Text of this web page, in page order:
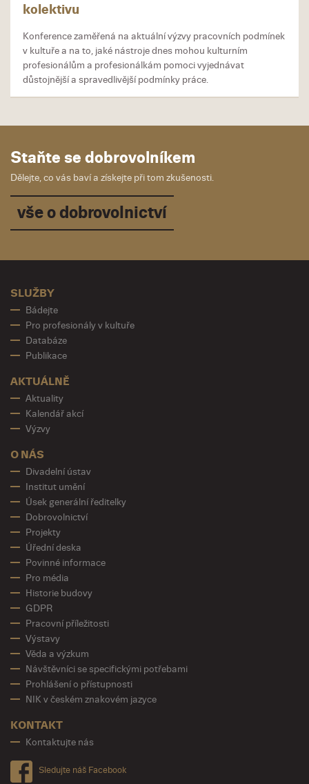
kolektivu
Konference zaměřená na aktuální výzvy pracovních podmínek
v kultuře a na to, jaké nástroje dnes mohou kulturním
profesionálům a profesionálkám pomoci vyjednávat
důstojnější a spravedlivější podmínky práce.
Staňte se dobrovolníkem
Dělejte, co vás baví a získejte při tom zkušenosti.
vše o dobrovolnictví
SLUŽBY
Bádejte
Pro profesionály v kultuře
Databáze
Publikace
AKTUÁLNĚ
Aktuality
Kalendář akcí
Výzvy
O NÁS
Divadelní ústav
Institut umění
Úsek generální ředitelky
Dobrovolnictví
Projekty
Úřední deska
Povinné informace
Pro média
Historie budovy
GDPR
Pracovní příležitosti
Výstavy
Věda a výzkum
Návštěvníci se specifickými potřebami
Prohlášení o přístupnosti
NIK v českém znakovém jazyce
KONTAKT
Kontaktujte nás
Sledujte náš Facebook